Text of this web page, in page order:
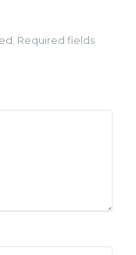
Required fields